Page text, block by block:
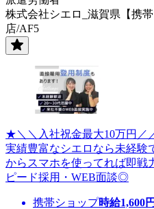
株式会社シエロ_滋賀県【携
店/AF5
★＼＼入社祝金最大10万円／
実績豊富なシエロなら未経
からスマホを使ってれば即戦
ピード採用・WEB面談◎
携帯ショップ時給1,600